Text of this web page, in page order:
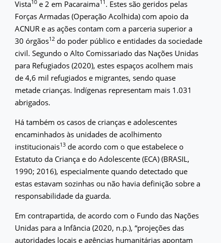
Vista10 e 2 em Pacaraima11 . Estes são geridos pelas
Forças Armadas (Operação Acolhida) com apoio da
ACNUR e as ações contam com a parceria superior a
30 órgãos12 do poder público e entidades da sociedade
civil. Segundo o Alto Comissariado das Nações Unidas
para Refugiados (2020), estes espaços acolhem mais
de 4,6 mil refugiados e migrantes, sendo quase
metade crianças. Indígenas representam mais 1.031
abrigados.
Há também os casos de crianças e adolescentes
encaminhados às unidades de acolhimento
institucionais13 de acordo com o que estabelece o
Estatuto da Criança e do Adolescente (ECA) (BRASIL,
1990; 2016), especialmente quando detectado que
estas estavam sozinhas ou não havia definição sobre a
responsabilidade da guarda.
Em contrapartida, de acordo com o Fundo das Nações
Unidas para a Infância (2020, n.p.), “projeções das
autoridades locais e agências humanitárias apontam